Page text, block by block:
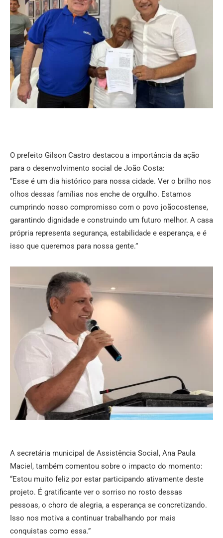
O prefeito Gilson Castro destacou a importância da ação
para o desenvolvimento social de João Costa:
“Esse é um dia histórico para nossa cidade. Ver o brilho nos
olhos dessas famílias nos enche de orgulho. Estamos
cumprindo nosso compromisso com o povo joãocostense,
garantindo dignidade e construindo um futuro melhor. A casa
própria representa segurança, estabilidade e esperança, e é
isso que queremos para nossa gente.”
A secretária municipal de Assistência Social, Ana Paula
Maciel, também comentou sobre o impacto do momento:
“Estou muito feliz por estar participando ativamente deste
projeto. É gratificante ver o sorriso no rosto dessas
pessoas, o choro de alegria, a esperança se concretizando.
Isso nos motiva a continuar trabalhando por mais
conquistas como essa.”